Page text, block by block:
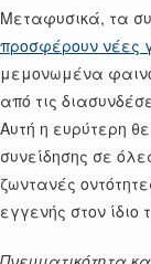
Μεταφυσικά, τα
προσφέρουν νέες
μεμονωμένα
από τις
Αυτή η ευρύτερη
συνείδησης σε
ζωντανές
εγγενής στον ίδιο